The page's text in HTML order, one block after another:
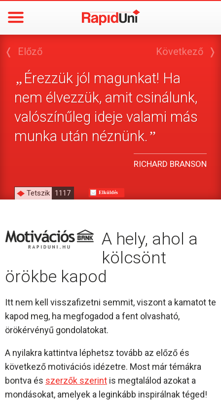
❬ Előző
„ Érezzük jól magunkat! Ha
nem élvezzük, amit csinálunk,
valószínűleg ideje valami más
munka után néznünk.”
RICHARD BRANSON
Következő ❭
Tetszik 1117 Elküldés
A hely, ahol a
kölcsönt
örökbe kapod
Itt nem kell visszafizetni semmit, viszont a kamatot te
kapod meg, ha megfogadod a fent olvasható,
örökérvényű gondolatokat.
A nyilakra kattintva léphetsz tovább az előző és
következő motivációs idézetre. Most már témákra
bontva és szerzők szerint is megtalálod azokat a
mondásokat, amelyek a leginkább inspirálnak téged!